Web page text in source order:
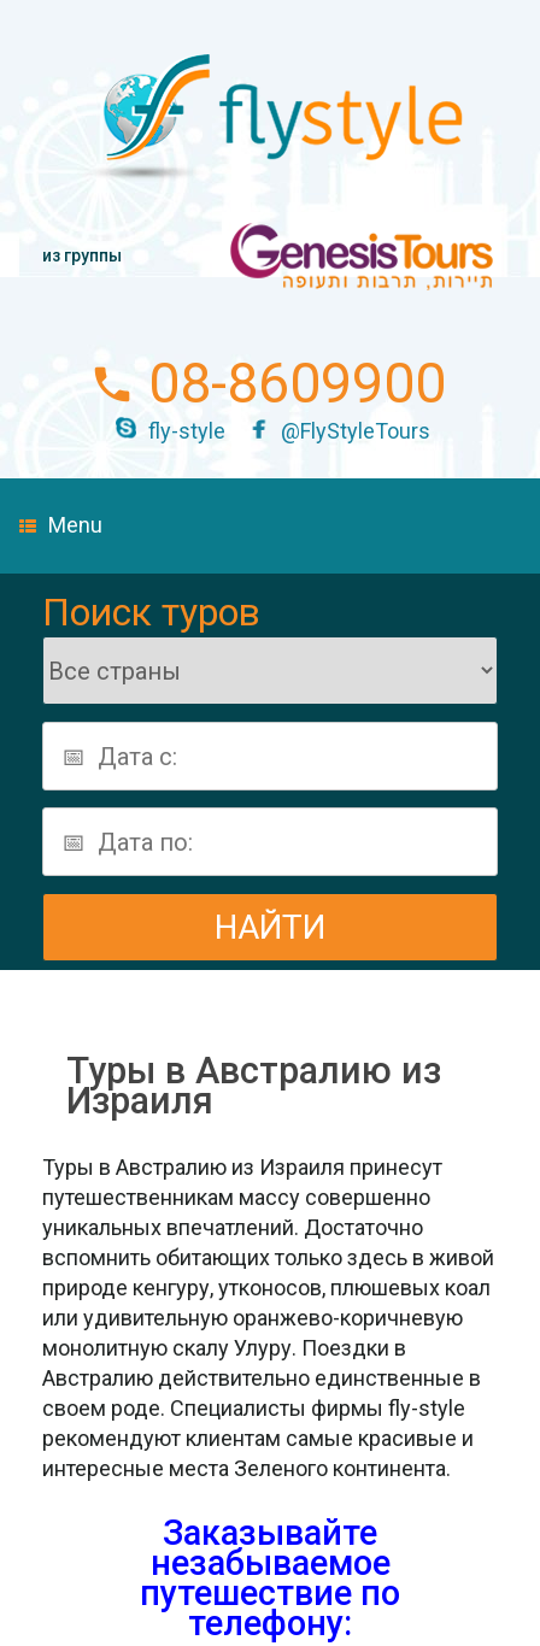
из группы
08-8609900
fly-style @FlyStyleTours
Menu
Поиск туров
Туры в Австралию из
Израиля
Туры в Австралию из Израиля принесут
путешественникам массу совершенно
уникальных впечатлений. Достаточно
вспомнить обитающих только здесь в живой
природе кенгуру, утконосов, плюшевых коал
или удивительную оранжево-коричневую
монолитную скалу Улуру. Поездки в
Австралию действительно единственные в
своем роде. Специалисты фирмы fly-style
рекомендуют клиентам самые красивые и
интересные места Зеленого континента.
Заказывайте
незабываемое
путешествие по
телефону: